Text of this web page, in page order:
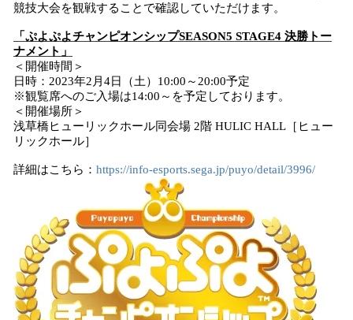
競技大会を観戦することで確認していただけます。
「ぷよぷよチャンピオンシップSEASON5 STAGE4 決勝トー
ナメント」
＜開催時間＞
日時：2023年2月4日（土）10:00～20:00予定
※観覧席へのご入場は14:00～を予定しております。
＜開催場所＞
浅草橋ヒューリックホール同会場 2階 HULIC HALL［ヒュー
リックホール］
詳細はこちら： https://info-esports.sega.jp/puyo/detail/3996/